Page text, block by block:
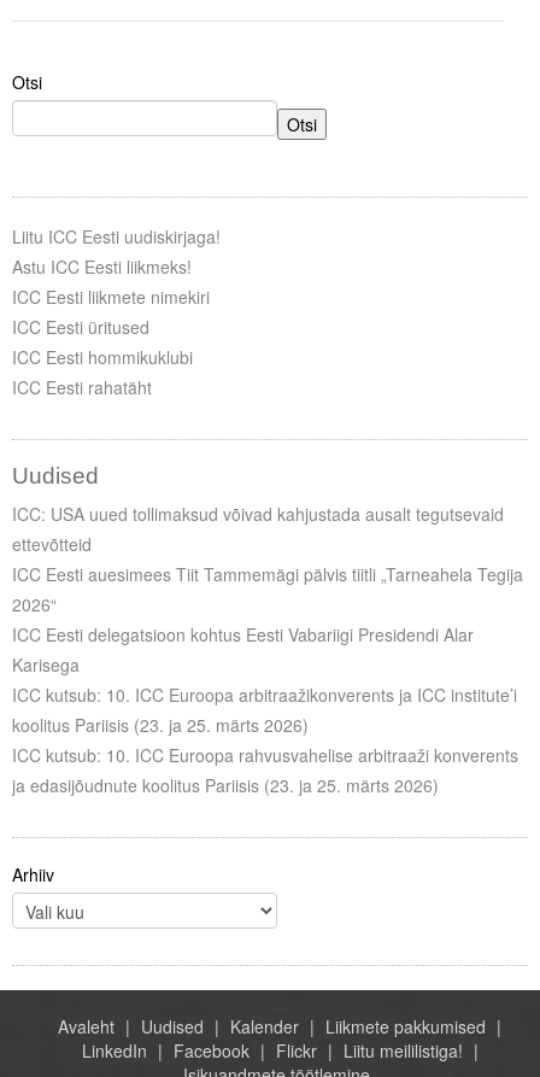
Publikatsioonid
Arvamus
Viidad
ICC WBO
ICC komisjonid
Digiraamatukogu
Juhendid ja väljaanded
Kontakt
Liitu meililistiga
Oskusteave
Incoterms® 2020
Abimaterjalid
Projektid
Otsi
Otsi
Liitu ICC Eesti uudiskirjaga!
Astu ICC Eesti liikmeks!
ICC Eesti liikmete nimekiri
ICC Eesti üritused
ICC Eesti hommikuklubi
ICC Eesti rahatäht
Uudised
ICC: USA uued tollimaksud võivad kahjustada ausalt tegutsevaid
ettevõtteid
ICC Eesti auesimees Tiit Tammemägi pälvis tiitli „Tarneahela Tegija
2026“
ICC Eesti delegatsioon kohtus Eesti Vabariigi Presidendi Alar
Karisega
ICC kutsub: 10. ICC Euroopa arbitraažikonverents ja ICC institute’i
koolitus Pariisis (23. ja 25. märts 2026)
ICC kutsub: 10. ICC Euroopa rahvusvahelise arbitraaži konverents
ja edasijõudnute koolitus Pariisis (23. ja 25. märts 2026)
Arhiiv
Avaleht Uudised Kalender
Liikmete pakkumised
LinkedIn
Facebook Flickr
Liitu meililistiga!